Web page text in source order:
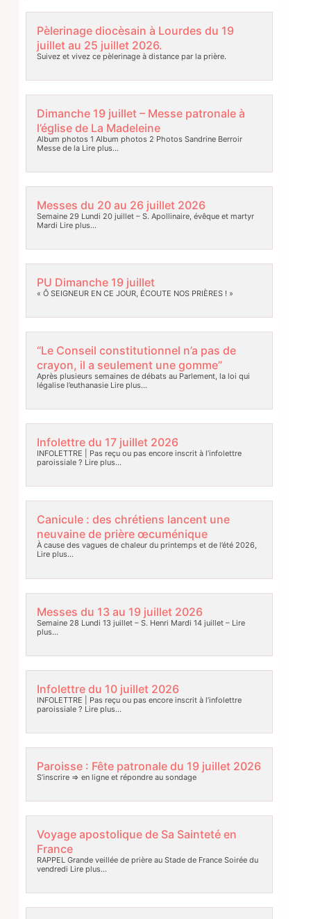
Pèlerinage diocèsain à Lourdes du 19
juillet au 25 juillet 2026.
Suivez et vivez ce pèlerinage à distance par la prière.
Dimanche 19 juillet – Messe patronale à
l’église de La Madeleine
Album photos 1 Album photos 2 Photos Sandrine Berroir
Messe de laLire plus…
Messes du 20 au 26 juillet 2026
Semaine 29 Lundi 20 juillet – S. Apollinaire, évêque et martyr
Mardi Lire plus…
PU Dimanche 19 juillet
« Ô SEIGNEUR EN CE JOUR, ÉCOUTE NOS PRIÈRES ! »
“Le Conseil constitutionnel n’a pas de
crayon, il a seulement une gomme”
Après plusieurs semaines de débats au Parlement, la loi qui
légalise l’euthanasieLire plus…
Infolettre du 17 juillet 2026
INFOLETTRE | Pas reçu ou pas encore inscrit à l’infolettre
paroissiale ? Lire plus…
Canicule : des chrétiens lancent une
neuvaine de prière œcuménique
À cause des vagues de chaleur du printemps et de l’été 2026,
Lire plus…
Messes du 13 au 19 juillet 2026
Semaine 28 Lundi 13 juillet – S. Henri Mardi 14 juillet –Lire
plus…
Infolettre du 10 juillet 2026
INFOLETTRE | Pas reçu ou pas encore inscrit à l’infolettre
paroissiale ? Lire plus…
Paroisse : Fête patronale du 19 juillet 2026
S’inscrire => en ligne et répondre au sondage
Voyage apostolique de Sa Sainteté en
France
RAPPEL Grande veillée de prière au Stade de France Soirée du
vendredi Lire plus…